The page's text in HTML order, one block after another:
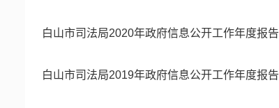
白山市司法局2020年政府信息公开工作年度报告
白山市司法局2019年政府信息公开工作年度报告